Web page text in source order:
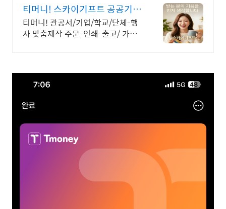
티머니! 스카이기프트 공공기관
우선구매 대상기업
티머니! 관공서/기업/학교/단체-행
사 맞춤제작 주문-인쇄-출고/ 가격